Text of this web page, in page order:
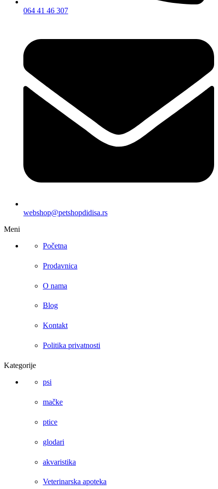
064 41 46 307
webshop@petshopdidisa.rs
Meni
Početna
Prodavnica
O nama
Blog
Kontakt
Politika privatnosti
Kategorije
psi
mačke
ptice
glodari
akvaristika
Veterinarska apoteka